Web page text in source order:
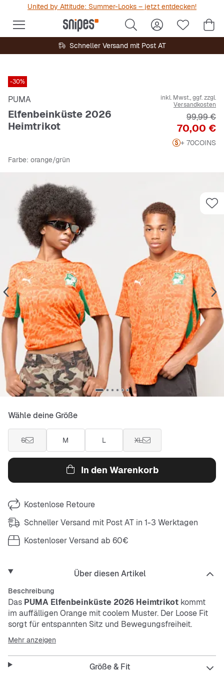
United by Attitude: Summer-Looks – jetzt entdecken!
Schneller Versand mit Post AT
-30%
PUMA
Elfenbeinküste 2026
Heimtrikot
inkl. Mwst., ggf. zzgl.
Versandkosten
Preis
70,00 €
99,99 €
+ 70COINS
Farbe: orange/grün
Wähle deine Größe
S M L XL
In den Warenkorb
Kostenlose Retoure
Schneller Versand mit Post AT in 1-3 Werktagen
Kostenloser Versand ab 60€
Über diesen Artikel
Beschreibung
Das PUMA Elfenbeinküste 2026 Heimtrikot kommt
im auffälligen Orange mit coolem Muster. Der Loose Fit
sorgt für entspannten Sitz und Bewegungsfreiheit.
Schnell trocknendes, pflegeleichtes Material macht das
Trikot strapazierfähig und ideal für heiße Tage.
Mehr anzeigen
Größe & Fit